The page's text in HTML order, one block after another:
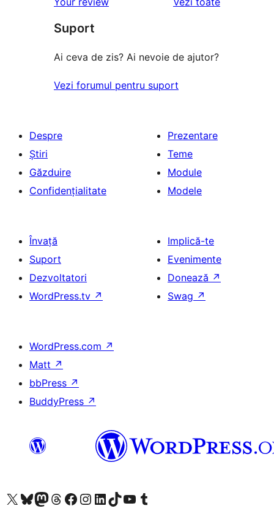
(stele)
recenzii
(stele)
–
recenzii
Suport
Ai ceva de zis? Ai nevoie de ajutor?
Vezi forumul pentru suport
Despre
Știri
Găzduire
Confidențialitate
Prezentare
Teme
Module
Modele
Învață
Suport
Dezvoltatori
WordPress.tv ↗
Implică-te
Evenimente
Donează ↗
Swag ↗
WordPress.com ↗
Matt ↗
bbPress ↗
BuddyPress ↗
Mergi la contul nostru X (fost Twitter)
Vizitează contul nostru Bluesky
Vizitează contul nostru Mastodon
Vizitează contul nostru Threads
Vizitează pagina noastră Facebook
Vizitează-ne pe Instagram
Vizitează-ne pe LinkedIn
Vizitează contul nostru TikTok
Vizitează canalul nostru YouTube
Vizitează contul nostru Tumblr